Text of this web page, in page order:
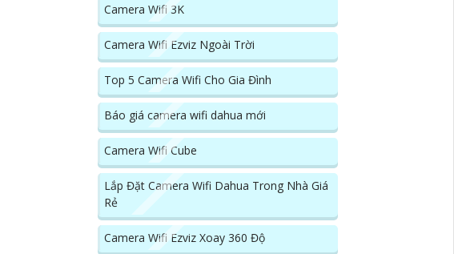
Camera Wifi 3K
Camera Wifi Ezviz Ngoài Trời
Top 5 Camera Wifi Cho Gia Đình
Báo giá camera wifi dahua mới
Camera Wifi Cube
Lắp Đặt Camera Wifi Dahua Trong Nhà Giá
Rẻ
Camera Wifi Ezviz Xoay 360 Độ